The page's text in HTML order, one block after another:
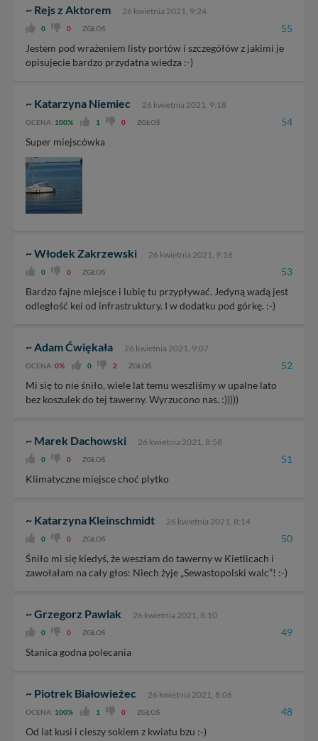
~ Rejs z Aktorem 26 kwietnia 2021, 9:24
0 0 ZGŁOŚ 55
Jestem pod wrażeniem listy portów i szczegółów z jakimi je
opisujecie bardzo przydatna wiedza :-)
~ Katarzyna Niemiec 26 kwietnia 2021, 9:18
OCENA: 100% 1 0 ZGŁOŚ 54
Super miejscówka
~ Włodek Zakrzewski 26 kwietnia 2021, 9:16
0 0 ZGŁOŚ 53
Bardzo fajne miejsce i lubię tu przypływać. Jedyną wadą jest
odległość kei od infrastruktury. I w dodatku pod górkę. :-)
~ Adam Ćwiękała 26 kwietnia 2021, 9:07
OCENA: 0% 0 2 ZGŁOŚ 52
Mi się to nie śniło, wiele lat temu weszliśmy w upalne lato
bez koszulek do tej tawerny. Wyrzucono nas. :)))))
~ Marek Dachowski 26 kwietnia 2021, 8:58
0 0 ZGŁOŚ 51
Klimatyczne miejsce choć plytko
~ Katarzyna Kleinschmidt 26 kwietnia 2021, 8:14
0 0 ZGŁOŚ 50
Śniło mi się kiedyś, że weszłam do tawerny w Kietlicach i
zawołałam na cały głos: Niech żyje „Sewastopolski walc”! :-)
~ Grzegorz Pawlak 26 kwietnia 2021, 8:10
0 0 ZGŁOŚ 49
Stanica godna polecania
~ Piotrek Białowieżec 26 kwietnia 2021, 8:06
OCENA: 100% 1 0 ZGŁOŚ 48
Od lat kusi i cieszy sokiem z kwiatu bzu :-)